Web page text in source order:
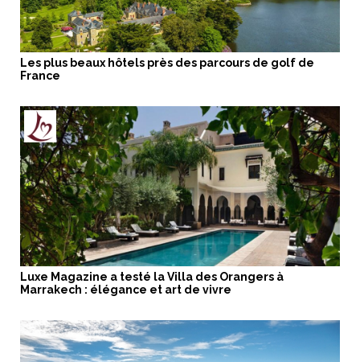
Les plus beaux hôtels près des parcours de golf de
France
Luxe Magazine a testé la Villa des Orangers à
Marrakech : élégance et art de vivre